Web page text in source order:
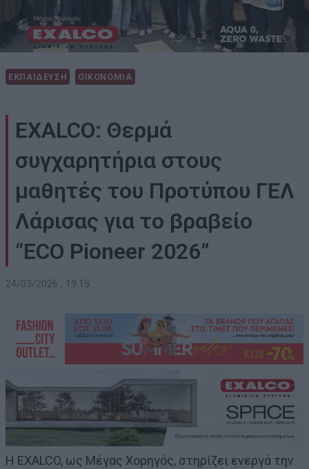
ΕΚΠΑΙΔΕΥΣΗ ΟΙΚΟΝΟΜΙΑ
EXALCO: Θερμά
συγχαρητήρια στους
μαθητές του Προτύπου ΓΕΛ
Λάρισας για το βραβείο
“ECO Pioneer 2026”
24/03/2026 , 19:15
Η EXALCO, ως Μέγας Χορηγός, στηρίζει ενεργά την